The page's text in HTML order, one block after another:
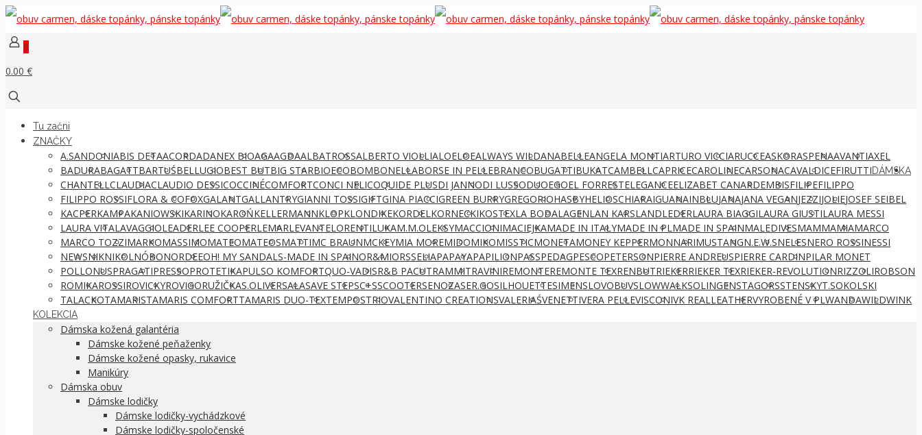
0
0.00 €
Tu začni
ZNAČKY
A.SANDONIABIS DETAACORDADANEX BIOAGAAGDAALBATROSSALBERTO VIOLLIALOELOEALWAYS WILDANABELLEANGELA MONTIARTURO VICCIARUCCEASKORASPENAAVANTIAXEL
BADURABAGATTBARTUŚBELLUGIOBEST BUTBIG STARBIOECOBOMBONELLABORSE IN PELLEBRANCOBUGATTIBUKATCAMBELLCAPRICECAROLINECARSONACAVALDICEFIRUTTI
CHANTELLCLAUDIACLAUDIO DESSICOCCINÉCOMFORTCONCI NELICOQUIDE PLUSDI JANNODI LUSSODUOEGOEL FORRESTELEGANCEELIZABET CANARDEMBISFILIPEFILIPPO
FILIPPO ROSSIFLORA & COFOXGALANTGALLANTRYGIANNI TOSSIGIFTGINA PIACCIGREEN BURRYGREGORIOHASBYHELIOSCHIARAIGUANAINBLUJANAJANA VEGANJEZZIJOLIEJOSEF SEIBEL
KACPERKAMPAKANIOWSKIKARINOKAROŃKELLERMANNKLOPKLONDIKEKORDELKORNECKIKOSTEXLA BODALAGENLAN KARSLANDLEDERLAURA BIAGGILAURA GIUSTILAURA MESSI
LAURA VITALAVAGGIOLEADERLEE COOPERLEMARLEVANTELORENTILUKAM.M.OLEKSYMACCIONIMACIEJKAMADE IN ITALYMADE IN PLMADE IN SPAINMALEDIVESMAMMAMIAMARCO
MARCO TOZZIMARKOMASSIMOMATEOMATEOSMATTIMC BRAUNMCKEYMIA MOREMIDOMIKOMISSTICMONETAMONEY KEPPERMONNARIMUSTANGN.E.W.SNELESNERO ROSSINESSI
NEWSNIKNIKOLNÓBONORDEEOH! MY SANDALS-MADE IN SPAINOR&MIORSSELIAPAPAYAPAPILIONPASSPEDAGPESCOPETERSONPIERRE ANDREUSPIERRE CARDINPILAR MONET
POLLONUSPRAGATIPRESSOPROTETIKAPULSO KOMFORTQUO-VADISR&B PACUTRAMMITRAVINIREMONTEREMONTE TEXRENBUTRIEKERRIEKER TEXRIEKER-REVOLUTIONRIZZOLIROBSON
ROMIKAROSSIROVICKYROVIGORUŽIČKAS.OLIVERSALASAVE STEPSC+SSCOOTERSENOZASER.GOSILHOUETTESIMENSLOVOBUVSLOWWALKSOLINGENSTAGORSSTENSKYT.SOKOLSKI
TALACKOTAMARISTAMARIS COMFORTTAMARIS DUO-TEXTEMPOSTRIOVALENTINO CREATIONSVALERIAŚVENETTIVERA PELLEVISCONIVK REALLEATHERVYROBENÉ V PLWANDAWILDWINK
DÁMSKA
KOLEKCIA
Dámska kožená galantéria
Dámske kožené peňaženky
Dámske kožené opasky, rukavice
Manikúry
Dámska obuv
Dámske lodičky
Dámske lodičky-vychádzkové
Dámske lodičky-spoločenské